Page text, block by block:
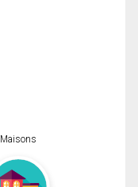
Maisons